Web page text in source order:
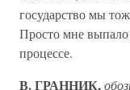
государство мы
Просто мне выпало
процессе.
В. ГРАННИК,